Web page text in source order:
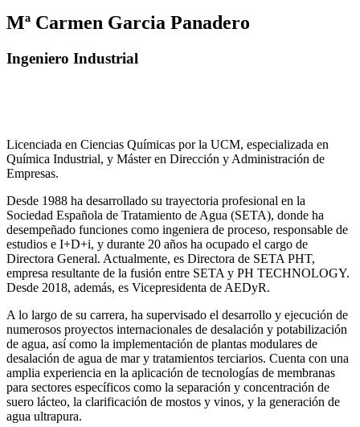
Mª Carmen Garcia Panadero
Ingeniero Industrial
Licenciada en Ciencias Químicas por la UCM, especializada en
Química Industrial, y Máster en Dirección y Administración de
Empresas.
Desde 1988 ha desarrollado su trayectoria profesional en la
Sociedad Española de Tratamiento de Agua (SETA), donde ha
desempeñado funciones como ingeniera de proceso, responsable de
estudios e I+D+i, y durante 20 años ha ocupado el cargo de
Directora General. Actualmente, es Directora de SETA PHT,
empresa resultante de la fusión entre SETA y PH TECHNOLOGY.
Desde 2018, además, es Vicepresidenta de AEDyR.
A lo largo de su carrera, ha supervisado el desarrollo y ejecución de
numerosos proyectos internacionales de desalación y potabilización
de agua, así como la implementación de plantas modulares de
desalación de agua de mar y tratamientos terciarios. Cuenta con una
amplia experiencia en la aplicación de tecnologías de membranas
para sectores específicos como la separación y concentración de
suero lácteo, la clarificación de mostos y vinos, y la generación de
agua ultrapura.